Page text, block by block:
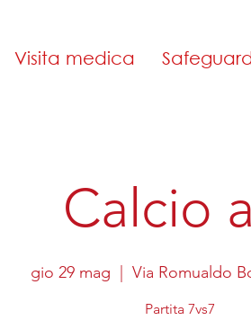
Visita medica
Calcio
gio 29 mag
  |
Via Romualdo
Partita 7vs7